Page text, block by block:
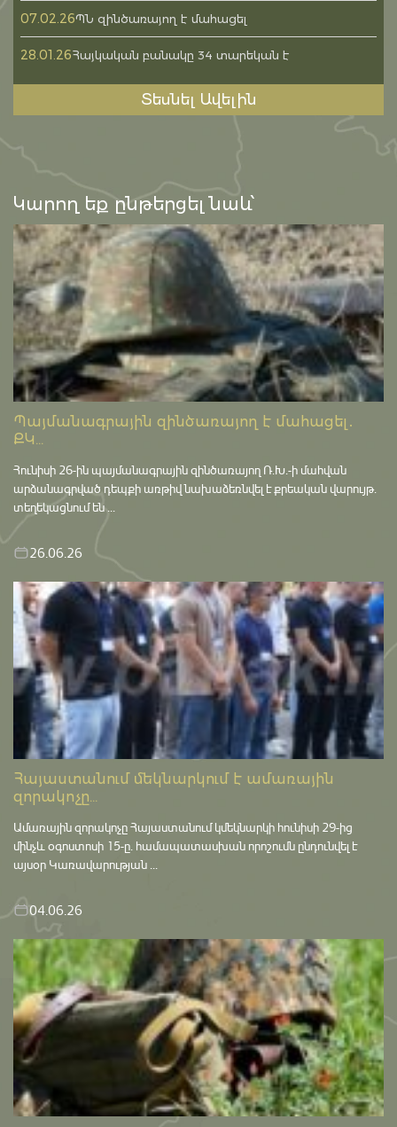
07.02.26ՊՆ զինծառայող է մահացել
28.01.26Հայկական բանակը 34 տարեկան է
Տեսնել Ավելին
Կարող եք ընթերցել նաև՝
Պայմանագրային զինծառայող է մահացել․
ՔԿ...
Հունիսի 26-ին պայմանագրային զինծառայող Ռ.Խ.-ի մահվան
արձանագրված դեպքի առթիվ նախաձեռնվել է քրեական վարույթ․
տեղեկացնում են ...
26.06.26
Հայաստանում մեկնարկում է ամառային
զորակոչը...
Ամառային զորակոչը Հայաստանում կմեկնարկի հունիսի 29-ից
մինչև օգոստոսի 15-ը․ համապատասխան որոշումն ընդունվել է
այսօր Կառավարության ...
04.06.26